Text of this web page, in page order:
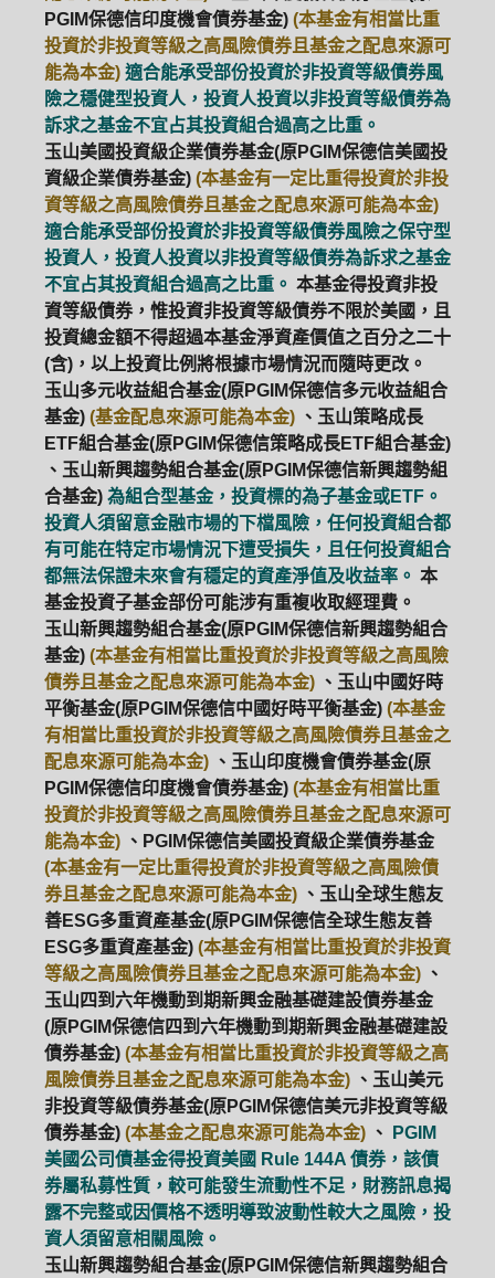
PGIM保德信印度機會債券基金) (本基金有相當比重
投資於非投資等級之高風險債券且基金之配息來源可
能為本金) 適合能承受部份投資於非投資等級債券風
險之穩健型投資人，投資人投資以非投資等級債券為
訴求之基金不宜占其投資組合過高之比重。
玉山美國投資級企業債券基金(原PGIM保德信美國投
資級企業債券基金) (本基金有一定比重得投資於非投
資等級之高風險債券且基金之配息來源可能為本金)
適合能承受部份投資於非投資等級債券風險之保守型
投資人，投資人投資以非投資等級債券為訴求之基金
不宜占其投資組合過高之比重。 本基金得投資非投
資等級債券，惟投資非投資等級債券不限於美國，且
投資總金額不得超過本基金淨資產價值之百分之二十
(含)，以上投資比例將根據市場情況而隨時更改。
玉山多元收益組合基金(原PGIM保德信多元收益組合
基金) (基金配息來源可能為本金) 、玉山策略成長
ETF組合基金(原PGIM保德信策略成長ETF組合基金)
、玉山新興趨勢組合基金(原PGIM保德信新興趨勢組
合基金) 為組合型基金，投資標的為子基金或ETF。
投資人須留意金融市場的下檔風險，任何投資組合都
有可能在特定市場情況下遭受損失，且任何投資組合
都無法保證未來會有穩定的資產淨值及收益率。 本
基金投資子基金部份可能涉有重複收取經理費。
玉山新興趨勢組合基金(原PGIM保德信新興趨勢組合
基金) (本基金有相當比重投資於非投資等級之高風險
債券且基金之配息來源可能為本金) 、玉山中國好時
平衡基金(原PGIM保德信中國好時平衡基金) (本基金
有相當比重投資於非投資等級之高風險債券且基金之
配息來源可能為本金) 、玉山印度機會債券基金(原
PGIM保德信印度機會債券基金) (本基金有相當比重
投資於非投資等級之高風險債券且基金之配息來源可
能為本金) 、PGIM保德信美國投資級企業債券基金
(本基金有一定比重得投資於非投資等級之高風險債
券且基金之配息來源可能為本金) 、玉山全球生態友
善ESG多重資產基金(原PGIM保德信全球生態友善
ESG多重資產基金) (本基金有相當比重投資於非投資
等級之高風險債券且基金之配息來源可能為本金) 、
玉山四到六年機動到期新興金融基礎建設債券基金
(原PGIM保德信四到六年機動到期新興金融基礎建設
債券基金) (本基金有相當比重投資於非投資等級之高
風險債券且基金之配息來源可能為本金) 、玉山美元
非投資等級債券基金(原PGIM保德信美元非投資等級
債券基金) (本基金之配息來源可能為本金) 、
PGIM
美國公司債基金得投資美國 Rule 144A 債券，該債
券屬私募性質，較可能發生流動性不足，財務訊息揭
露不完整或因價格不透明導致波動性較大之風險，投
資人須留意相關風險。
玉山新興趨勢組合基金(原PGIM保德信新興趨勢組合